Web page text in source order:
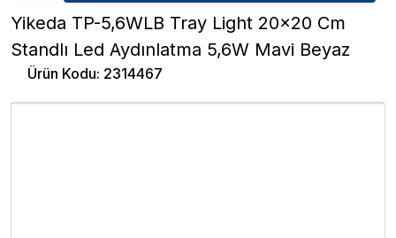
Yikeda TP-5,6WLB Tray Light 20x20 Cm
Standlı Led Aydınlatma 5,6W Mavi Beyaz
Ürün Kodu: 2314467